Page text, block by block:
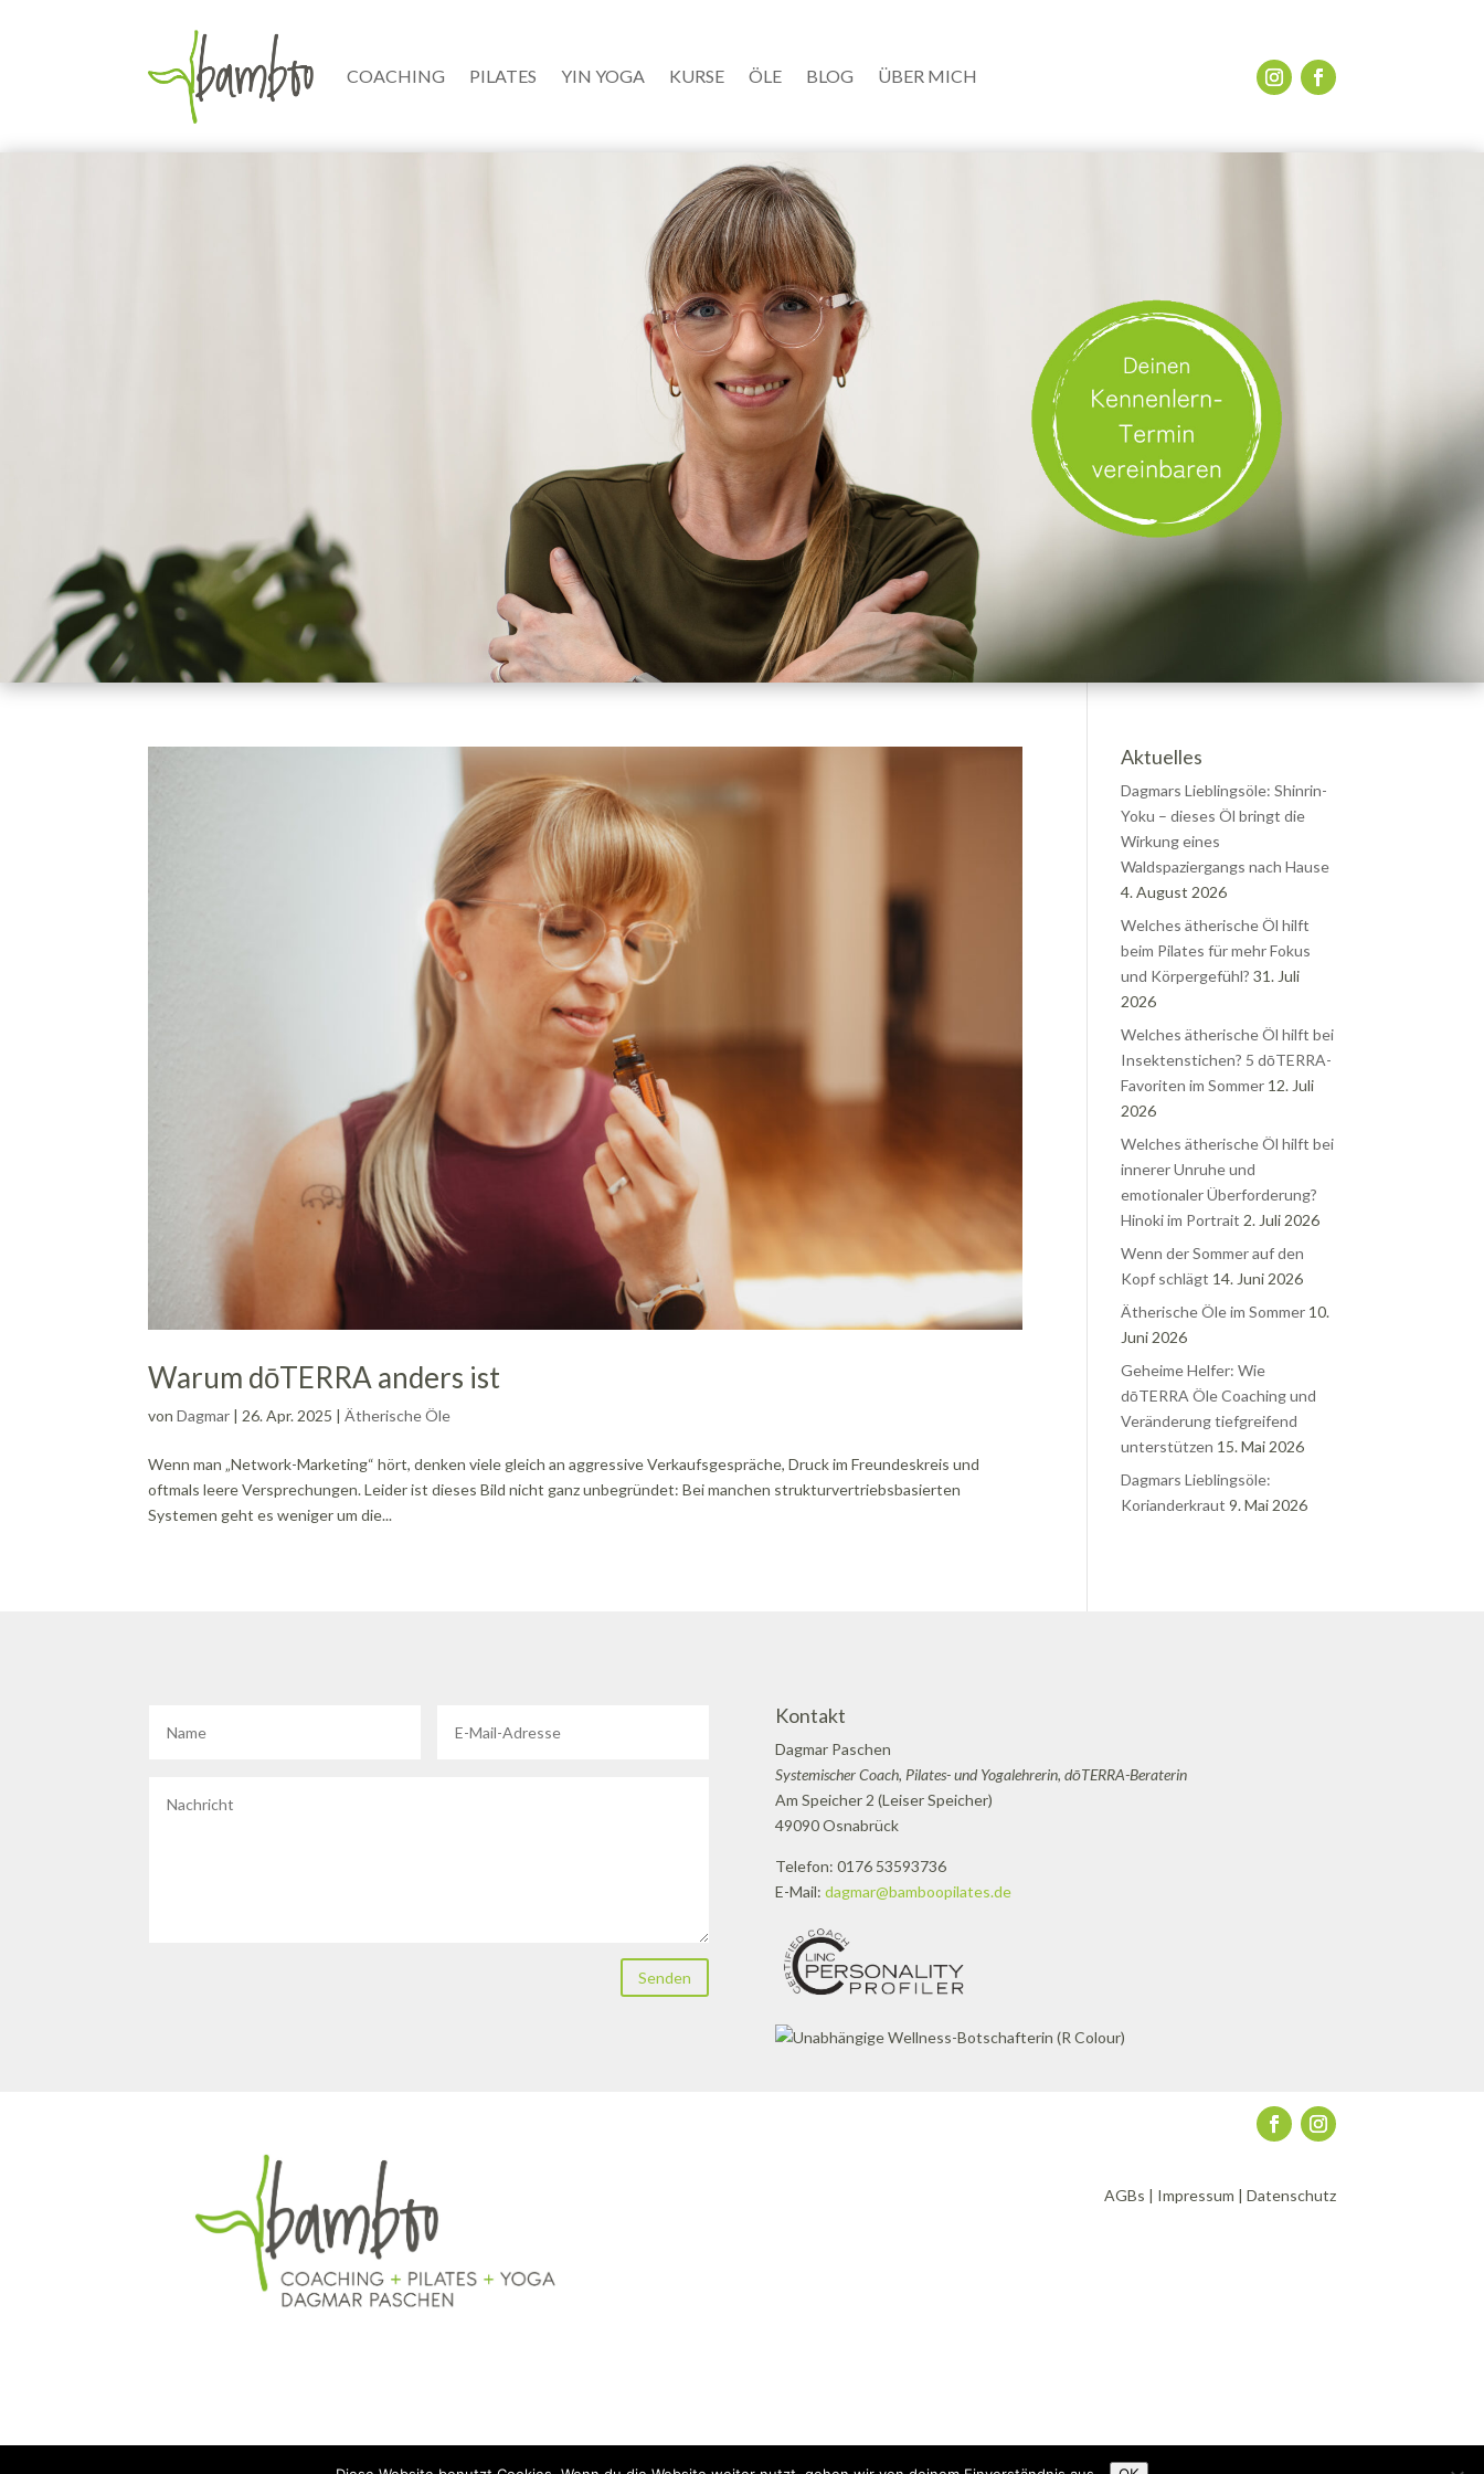
COACHING PILATES YIN YOGA KURSE ÖLE BLOG ÜBER MICH
Warum dōTERRA anders ist
vonDagmar | 26. Apr. 2025 |Ätherische Öle
Wenn man „Network-Marketing“ hört, denken viele gleich an aggressive Verkaufsgespräche, Druck im Freundeskreis und
oftmals leere Versprechungen. Leider ist dieses Bild nicht ganz unbegründet: Bei manchen strukturvertriebsbasierten
Systemen geht es weniger um die...
Aktuelles
Dagmars Lieblingsöle: Shinrin-
Yoku – dieses Öl bringt die
Wirkung eines
Waldspaziergangs nach Hause
4. August 2026
Welches ätherische Öl hilft
beim Pilates für mehr Fokus
und Körpergefühl? 31. Juli
2026
Welches ätherische Öl hilft bei
Insektenstichen? 5 dōTERRA-
Favoriten im Sommer 12. Juli
2026
Welches ätherische Öl hilft bei
innerer Unruhe und
emotionaler Überforderung?
Hinoki im Portrait 2. Juli 2026
Wenn der Sommer auf den
Kopf schlägt 14. Juni 2026
Ätherische Öle im Sommer 10.
Juni 2026
Geheime Helfer: Wie
dōTERRA Öle Coaching und
Veränderung tiefgreifend
unterstützen 15. Mai 2026
Dagmars Lieblingsöle:
Korianderkraut 9. Mai 2026
Senden
Kontakt
Dagmar Paschen
Systemischer Coach, Pilates- und Yogalehrerin, dōTERRA-Beraterin
Am Speicher 2 (Leiser Speicher)
49090 Osnabrück
Telefon: 0176 53593736
E-Mail: dagmar@bamboopilates.de
AGBs | Impressum | Datenschutz